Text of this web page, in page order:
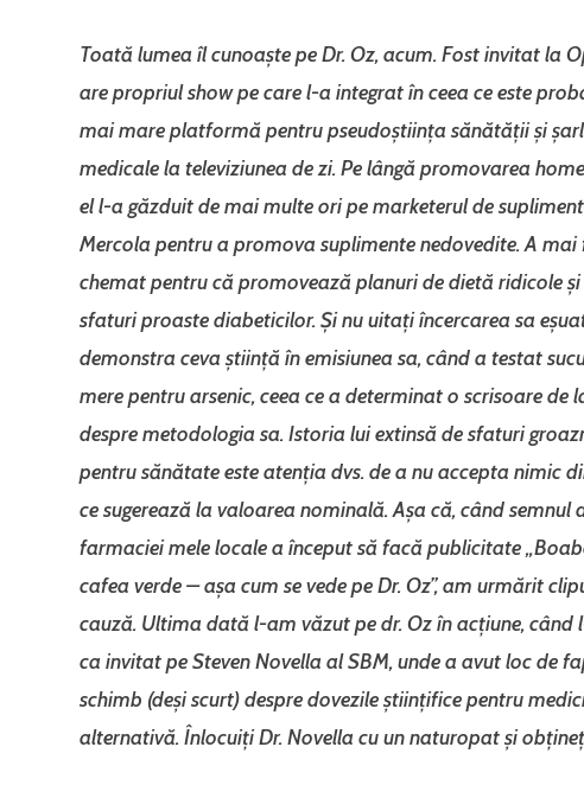
Toată lumea îl cunoaște pe Dr. Oz, acum. Fost invitat la
are propriul show pe care l-a integrat în ceea ce este
mai mare platformă pentru pseudoștiința sănătății și
medicale la televiziunea de zi. Pe lângă promovarea
el l-a găzduit de mai multe ori pe marketerul de
Mercola pentru a promova suplimente nedovedite. A mai
chemat pentru că promovează planuri de dietă ridicole
sfaturi proaste diabeticilor. Și nu uitați încercarea sa
demonstra ceva știință în emisiunea sa, când a testat
mere pentru arsenic, ceea ce a determinat o scrisoare de
despre metodologia sa. Istoria lui extinsă de sfaturi
pentru sănătate este atenția dvs. de a nu accepta nimic
ce sugerează la valoarea nominală. Așa că, când semnul
farmaciei mele locale a început să facă publicitate
cafea verde – așa cum se vede pe Dr. Oz”, am urmărit
cauză. Ultima dată l-am văzut pe dr. Oz în acțiune, când
ca invitat pe Steven Novella al SBM, unde a avut loc de
schimb (deși scurt) despre dovezile științifice pentru
alternativă. Înlocuiți Dr. Novella cu un naturopat și